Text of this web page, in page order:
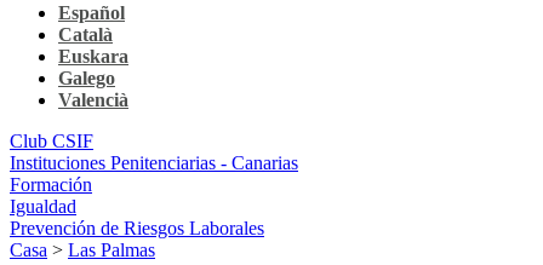
Español
Català
Euskara
Galego
Valencià
Club CSIF
Instituciones Penitenciarias - Canarias
Formación
Igualdad
Prevención de Riesgos Laborales
Casa > Las Palmas